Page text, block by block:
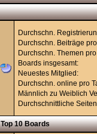
Durchschn.
Durchschn. Beiträge
Durchschn. Themen
Boards insgesamt:
Neuestes Mitglied:
Durchschn. online pro
Männlich zu Weiblich
Durchschnittliche
Top 10 Boards